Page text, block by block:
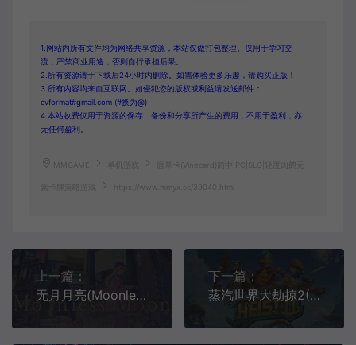
1.网站内所有文件均为网络共享资源，本站仅做打包整理。仅用于学习交
流，严禁商业用途，否则自行承担后果。
2.所有资源请于下载后24小时内删除。如需体验更多乐趣，请购买正版！
3.所有内容均来自互联网。如侵犯您的版权或利益请发送邮件：
cvformat#gmail.com (#换为@)
4.本站收费仅用于资源的保存、备份和分享所产生的费用，不用于盈利，亦
无任何盈利。
MMGAME 唐草卡(Vinecard)简中|PC|SLG|轻度肉鸽元
素卡牌策略游戏 https://www.mmyx.cc/39040.html
上一篇：
无月月亮(Moonless Moon)声画互动读物视觉小说游戏|下载
下一篇：
蒸汽世界大劫掠2(SteamWorld Heist II)简中|PC|ACT|海洋回合制策略游戏